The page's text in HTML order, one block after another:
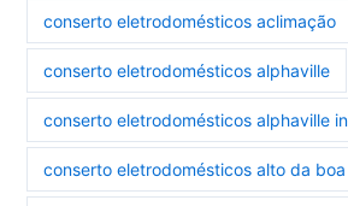
conserto eletrodomésticos aclimação
conserto eletrodomésticos alphaville
conserto eletrodomésticos alphaville
conserto eletrodomésticos alto da